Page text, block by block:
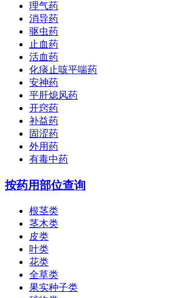
理气药
消导药
驱虫药
止血药
活血药
化痰止咳平喘药
安神药
平肝熄风药
开窍药
补益药
固涩药
外用药
有毒中药
按药用部位查询
根茎类
茎木类
皮类
叶类
花类
全草类
果实种子类